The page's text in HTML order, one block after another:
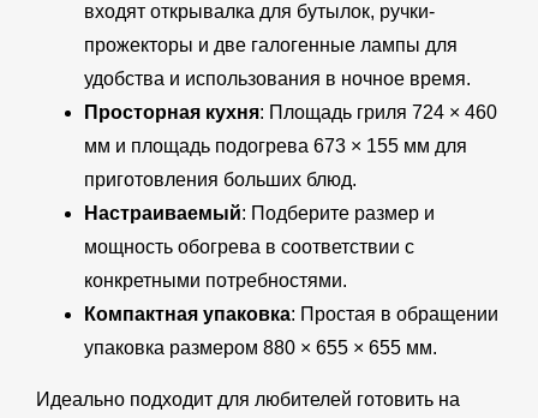
входят открывалка для бутылок, ручки-
прожекторы и две галогенные лампы для
удобства и использования в ночное время.
Просторная кухня: Площадь гриля 724 × 460
мм и площадь подогрева 673 × 155 мм для
приготовления больших блюд.
Настраиваемый: Подберите размер и
мощность обогрева в соответствии с
конкретными потребностями.
Компактная упаковка: Простая в обращении
упаковка размером 880 × 655 × 655 мм.
Идеально подходит для любителей готовить на